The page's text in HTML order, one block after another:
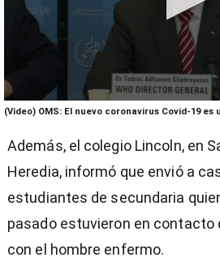
0
seconds
30
(Video) OMS: El nuevo coronavirus Covid-19 es
Además, el colegio Lincoln, en
Heredia, informó que envió a
estudiantes de secundaria
pasado estuvieron en contacto
con el hombre enfermo.